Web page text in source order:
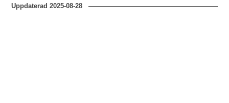
Uppdaterad2025-08-28